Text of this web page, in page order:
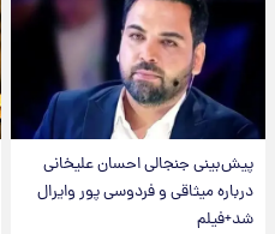
پیش‌بینی جنجالی احسان علیخانی
درباره میثاقی و فردوسی پور وایرال
شد+فیلم